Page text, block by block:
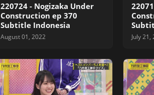
220724 - Nogizaka Under
Construction ep 370
Subtitle Indonesia
August 01, 2022 July 21,